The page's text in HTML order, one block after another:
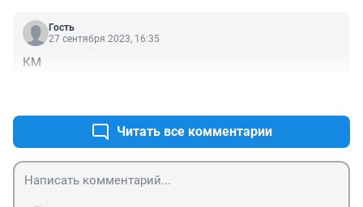
Гость
27 сентября 2023, 16:35
КМ
Читать все комментарии